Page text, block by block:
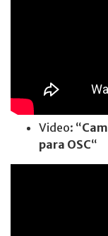
Video: “
para OSC“